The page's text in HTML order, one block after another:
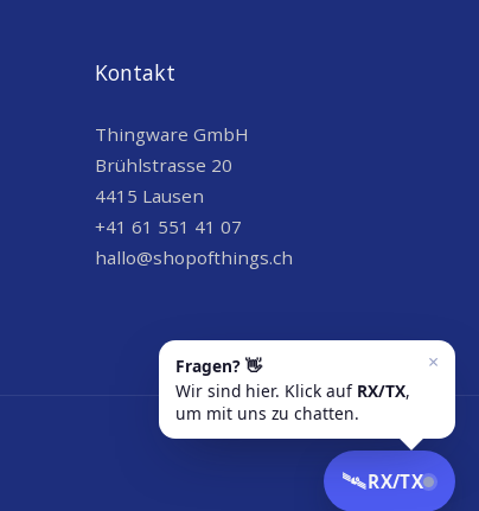
Kontakt
Thingware GmbH
Brühlstrasse 20
4415 Lausen
+41 61 551 41 07
hallo@shopofthings.ch